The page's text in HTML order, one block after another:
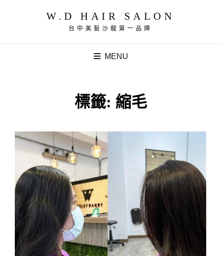
W.D HAIR SALON
台中美髮沙龍第一品牌
MENU
標籤: 縮毛